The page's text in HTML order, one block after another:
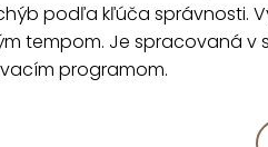
podľa kľúča správnosti.
tempom. Je spracovaná v
programom.